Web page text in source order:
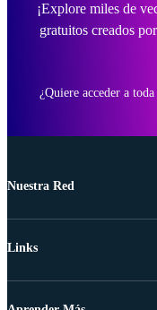
¡Explore miles de
gratuitos creados
¿Quiere acceder a
Nuestra Red
Links